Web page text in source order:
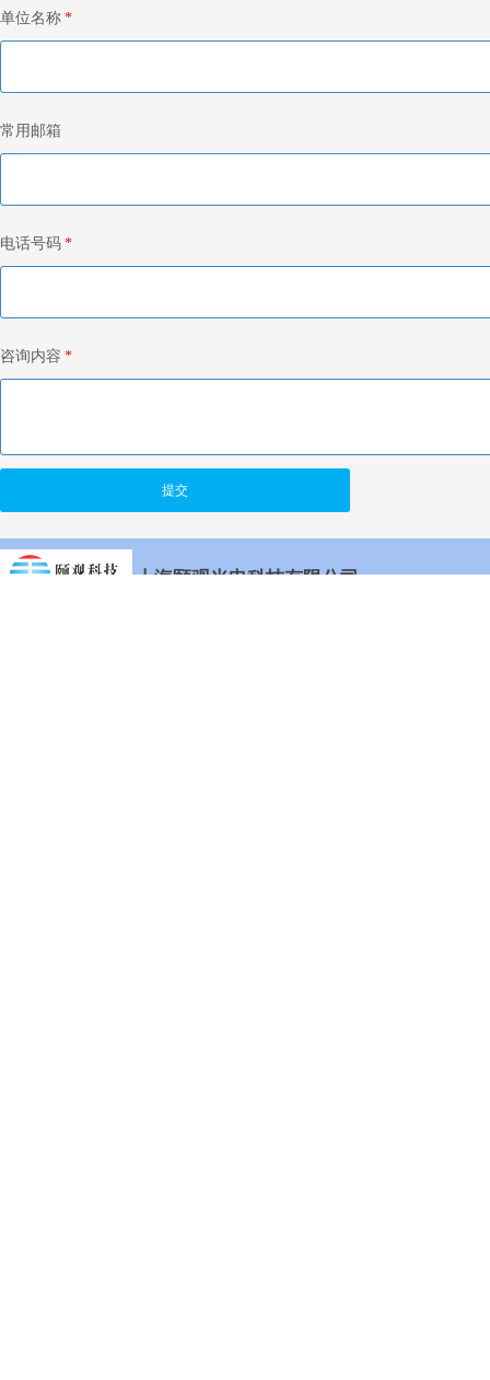
单位名称 *
常用邮箱
电话号码 *
咨询内容 *
提交
上海颐观光电科技有限公司